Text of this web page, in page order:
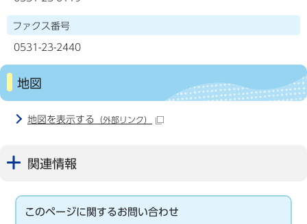
ファクス番号
0531-23-2440
地図
地図を表示する （外部リンク）
関連情報
このページに関するお問い合わせ